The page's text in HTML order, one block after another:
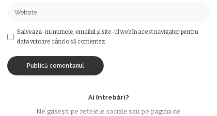
Salvează-mi numele, emailul și site-ul web în acest navigator pentru
data viitoare când o să comentez.
Ai întrebări?
Ne găsești pe rețelele sociale sau pe pagina de